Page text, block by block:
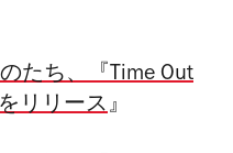
たち、『Time Out
リリース』